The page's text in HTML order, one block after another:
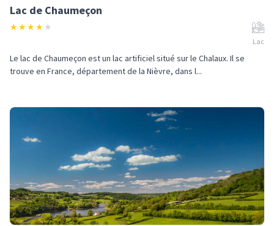
Lac de Chaumeçon
★★★★ ★
Lac
Le lac de Chaumeçon est un lac artificiel situé sur le Chalaux. Il se
trouve en France, département de la Nièvre, dans l...